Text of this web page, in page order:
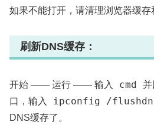
如果不能打开，请清理浏览器缓存
刷新DNS缓存：
开始 —— 运行 —— 输入 cmd
口，输入
ipconfig /
DNS缓存了。